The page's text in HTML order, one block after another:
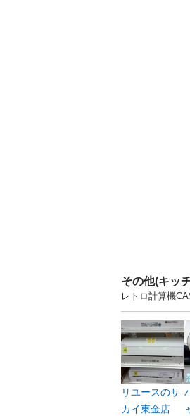
その他(キッ
レトロ計算機
リユースのサ
カイ東金店